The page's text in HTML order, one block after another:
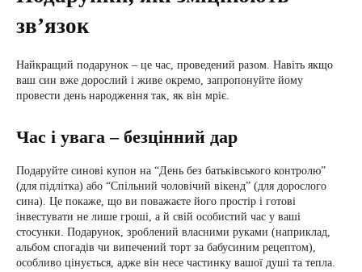
зв’язок
Найкращий подарунок – це час, проведений разом. Навіть якщо
ваш син вже дорослий і живе окремо, запропонуйте йому
провести день народження так, як він мріє.
Час і увага – безцінний дар
Подаруйте синові купон на “День без батьківського контролю”
(для підлітка) або “Спільний чоловічий вікенд” (для дорослого
сина). Це покаже, що ви поважаєте його простір і готові
інвестувати не лише гроші, а й свій особистий час у ваші
стосунки. Подарунок, зроблений власними руками (наприклад,
альбом спогадів чи випечений торт за бабусиним рецептом),
особливо цінується, адже він несе частинку вашої душі та тепла.